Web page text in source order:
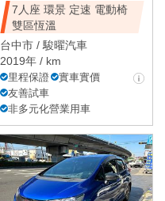
7人座 環景 定速 電動椅
雙區恆溫
台中市 / 駿曜汽車
2019年 / km
里程保證
實車實價
友善試車
非多元化營業用車